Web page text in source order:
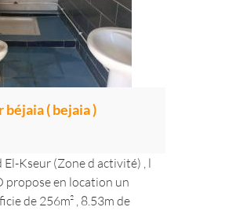
( bejaia )
El-Kseur (Zone d activité) , l
propose en location un
de 256m² , 8.53m de